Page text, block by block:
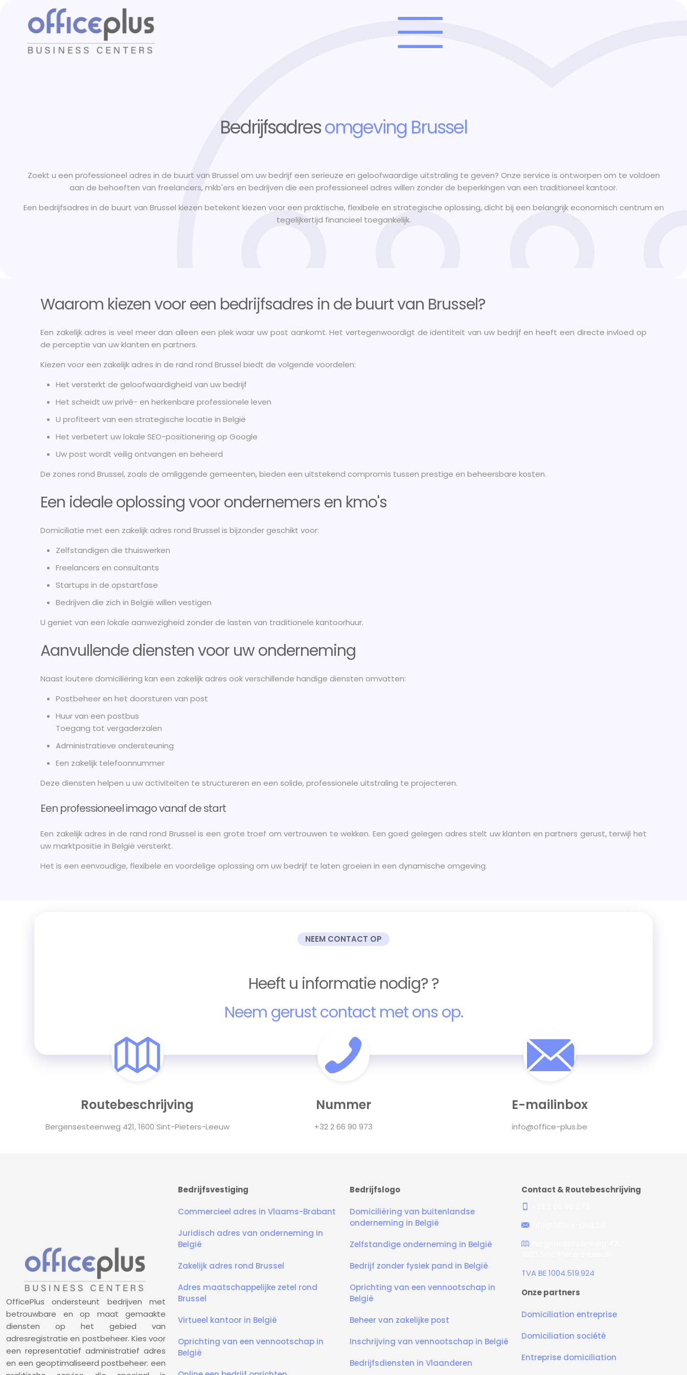
Bedrijfsadresomgeving Brussel
Zoekt u een professioneel adres in de buurt van Brussel om uw bedrijf een serieuze en geloofwaardige uitstraling te geven? Onze service is ontworpen om te voldoen
aan de behoeften van freelancers, mkb'ers en bedrijven die een professioneel adres willen zonder de beperkingen van een traditioneel kantoor.
Een bedrijfsadres in de buurt van Brussel kiezen betekent kiezen voor een praktische, flexibele en strategische oplossing, dicht bij een belangrijk economisch centrum en
tegelijkertijd financieel toegankelijk.
Waarom kiezen voor een bedrijfsadres in de buurt van Brussel?
Een zakelijk adres is veel meer dan alleen een plek waar uw post aankomt. Het vertegenwoordigt de identiteit van uw bedrijf en heeft een directe invloed op
de perceptie van uw klanten en partners.
Kiezen voor een zakelijk adres in de rand rond Brussel biedt de volgende voordelen:
Het versterkt de geloofwaardigheid van uw bedrijf
Het scheidt uw privé- en herkenbare professionele leven
U profiteert van een strategische locatie in België
Het verbetert uw lokale SEO-positionering op Google
Uw post wordt veilig ontvangen en beheerd
De zones rond Brussel, zoals de omliggende gemeenten, bieden een uitstekend compromis tussen prestige en beheersbare kosten.
Een ideale oplossing voor ondernemers en kmo's
Domiciliatie met een zakelijk adres rond Brussel is bijzonder geschikt voor:
Zelfstandigen die thuiswerken
Freelancers en consultants
Startups in de opstartfase
Bedrijven die zich in België willen vestigen
U geniet van een lokale aanwezigheid zonder de lasten van traditionele kantoorhuur.
Aanvullende diensten voor uw onderneming
Naast loutere domiciliëring kan een zakelijk adres ook verschillende handige diensten omvatten:
Postbeheer en het doorsturen van post
Huur van een postbus
Toegang tot vergaderzalen
Administratieve ondersteuning
Een zakelijk telefoonnummer
Deze diensten helpen u uw activiteiten te structureren en een solide, professionele uitstraling te projecteren.
Een professioneel imago vanaf de start
Een zakelijk adres in de rand rond Brussel is een grote troef om vertrouwen te wekken. Een goed gelegen adres stelt uw klanten en partners gerust, terwijl het
uw marktpositie in België versterkt.
Het is een eenvoudige, flexibele en voordelige oplossing om uw bedrijf te laten groeien in een dynamische omgeving.
NEEM CONTACT OP
Heeft u informatie nodig? ?
Neem gerust contact met ons op.
Routebeschrijving
Bergensesteenweg 421, 1600 Sint-Pieters-Leeuw
Nummer
+32 2 66 90 973
E-mailinbox
info@office-plus.be
OfficePlus ondersteunt bedrijven met
betrouwbare en op maat gemaakte
diensten op het gebied van
adresregistratie en postbeheer. Kies voor
een representatief administratief adres
en een geoptimaliseerd postbeheer: een
Bedrijfsvestiging
Commercieel adres in Vlaams-Brabant
Juridisch adres van onderneming in
België
Zakelijk adres rond Brussel
Adres maatschappelijke zetel rond
Brussel
Virtueel kantoor in België
Oprichting van een vennootschap in
België
Bedrijfslogo
Domiciliëring van buitenlandse
onderneming in België
Zelfstandige onderneming in België
Bedrijf zonder fysiek pand in België
Oprichting van een vennootschap in
België
Beheer van zakelijke post
Inschrijving van vennootschap in België
Bedrijfsdiensten in Vlaanderen
Contact & Routebeschrijving
info@office-plus.be
TVA BE 1004.519.924
Onze partners
Domiciliation entreprise
Domiciliation société
Entreprise domiciliation